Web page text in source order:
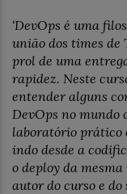
‘DevOps é uma
união dos times de
prol de uma
rapidez. Neste
entender alguns
DevOps no
laboratório prático
indo desde a
o deploy da
autor do curso e do